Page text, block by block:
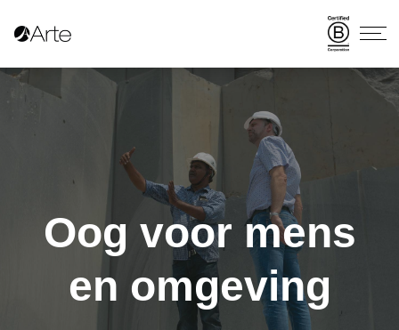
Oog voor mens
en omgeving